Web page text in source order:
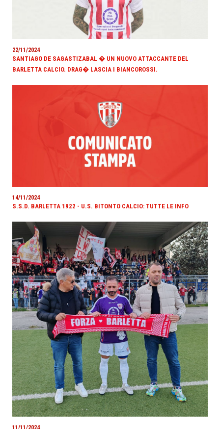
22/11/2024
SANTIAGO DE SAGASTIZABAL � UN NUOVO ATTACCANTE DEL
BARLETTA CALCIO. DRAG� LASCIA I BIANCOROSSI.
14/11/2024
S.S.D. BARLETTA 1922 - U.S. BITONTO CALCIO: TUTTE LE INFO
11/11/2024